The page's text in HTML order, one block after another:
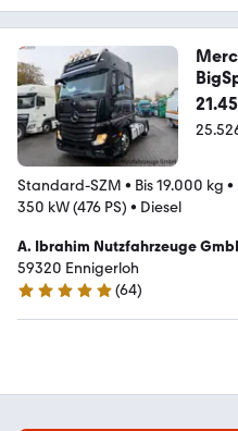
Schu
Standard-SZM • Bis 19.000 kg •
350 kW (476 PS) • Diesel
A. Ibrahim Nutzfahrzeuge
59320 Ennigerloh
4.9 Sterne
(64)